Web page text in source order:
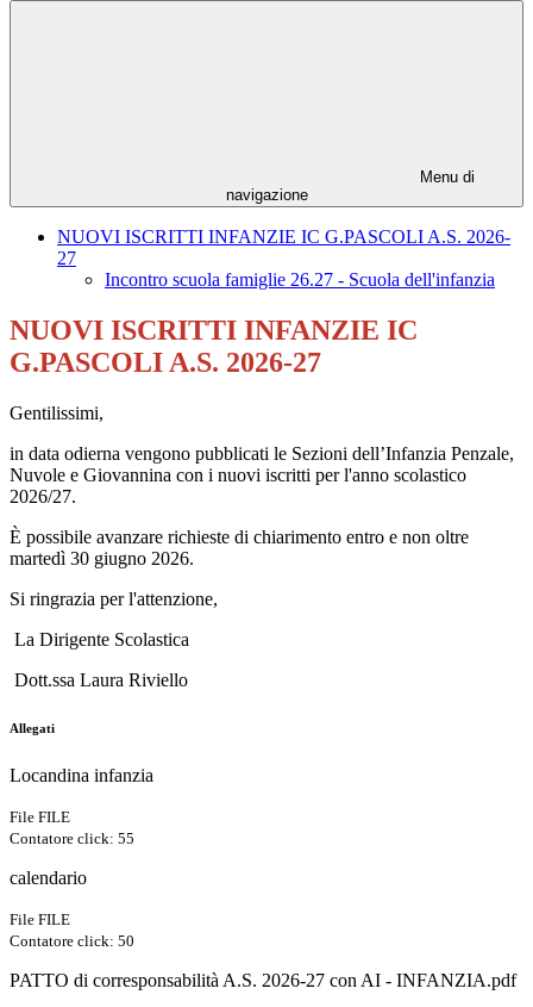
Menu di
navigazione
NUOVI ISCRITTI INFANZIE IC G.PASCOLI A.S. 2026-
27
Incontro scuola famiglie 26.27 - Scuola dell'infanzia
NUOVI ISCRITTI INFANZIE IC
G.PASCOLI A.S. 2026-27
Gentilissimi,
in data odierna vengono pubblicati le Sezioni dell’Infanzia Penzale,
Nuvole e Giovannina con i nuovi iscritti per l'anno scolastico
2026/27.
È possibile avanzare richieste di chiarimento entro e non oltre
martedì 30 giugno 2026.
Si ringrazia per l'attenzione,
La Dirigente Scolastica
Dott.ssa Laura Riviello
Allegati
Locandina infanzia
File FILE
Contatore click: 55
calendario
File FILE
Contatore click: 50
PATTO di corresponsabilità A.S. 2026-27 con AI - INFANZIA.pdf